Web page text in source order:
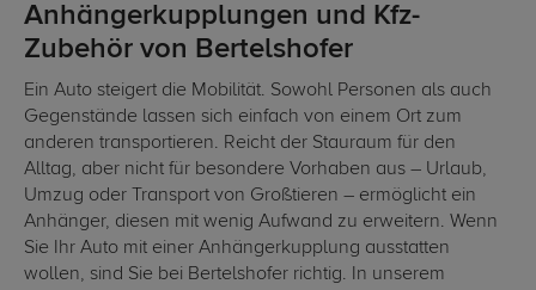
Anhängerkupplungen und Kfz-
Zubehör von Bertelshofer
Ein Auto steigert die Mobilität. Sowohl Personen als auch
Gegenstände lassen sich einfach von einem Ort zum
anderen transportieren. Reicht der Stauraum für den
Alltag, aber nicht für besondere Vorhaben aus – Urlaub,
Umzug oder Transport von Großtieren – ermöglicht ein
Anhänger, diesen mit wenig Aufwand zu erweitern. Wenn
Sie Ihr Auto mit einer Anhängerkupplung ausstatten
wollen, sind Sie bei Bertelshofer richtig. In unserem